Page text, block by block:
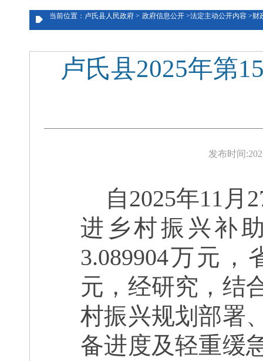
当前位置：卢氏县人民政府 > 政府信息公开 >法定主动公开内容 >财
卢氏县2025年第
发布时间:
自2025年11 月
进乡村振兴补
3.089904万元
元， 经研究， 结
村振兴规划部署
备进度及轻重缓